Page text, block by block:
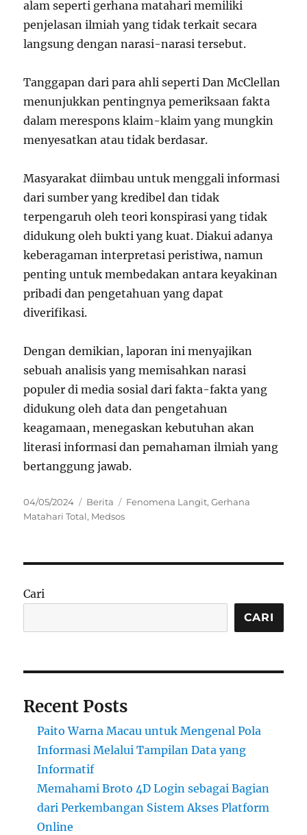
alam seperti gerhana matahari memiliki
penjelasan ilmiah yang tidak terkait secara
langsung dengan narasi-narasi tersebut.
Tanggapan dari para ahli seperti Dan McClellan
menunjukkan pentingnya pemeriksaan fakta
dalam merespons klaim-klaim yang mungkin
menyesatkan atau tidak berdasar.
Masyarakat diimbau untuk menggali informasi
dari sumber yang kredibel dan tidak
terpengaruh oleh teori konspirasi yang tidak
didukung oleh bukti yang kuat. Diakui adanya
keberagaman interpretasi peristiwa, namun
penting untuk membedakan antara keyakinan
pribadi dan pengetahuan yang dapat
diverifikasi.
Dengan demikian, laporan ini menyajikan
sebuah analisis yang memisahkan narasi
populer di media sosial dari fakta-fakta yang
didukung oleh data dan pengetahuan
keagamaan, menegaskan kebutuhan akan
literasi informasi dan pemahaman ilmiah yang
bertanggung jawab.
Posted
on
04/05/2024 Categories
Berita Tags
Fenomena Langit,Gerhana
Matahari Total, Medsos
Cari
CARI
Recent Posts
Paito Warna Macau untuk Mengenal Pola
Informasi Melalui Tampilan Data yang
Informatif
Memahami Broto 4D Login sebagai Bagian
dari Perkembangan Sistem Akses Platform
Online